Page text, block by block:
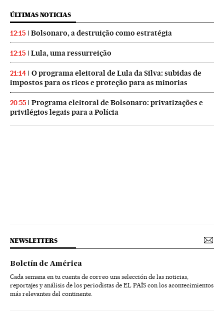
ÚLTIMAS NOTICIAS
12:15 Bolsonaro, a destruição como estratégia
12:15 Lula, uma ressurreição
21:14
O programa eleitoral de Lula da Silva: subidas de
impostos para os ricos e proteção para as minorias
20:55
Programa eleitoral de Bolsonaro: privatizações e
privilégios legais para a Polícia
NEWSLETTERS
Boletín de América
Cada semana en tu cuenta de correo una selección de las noticias,
reportajes y análisis de los periodistas de EL PAÍS con los acontecimientos
más relevantes del continente.